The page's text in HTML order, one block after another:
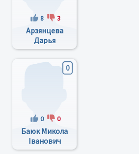
8 3
Арзянцева
Дарья
Андреевна
0
0 0
Баюк Микола
Іванович